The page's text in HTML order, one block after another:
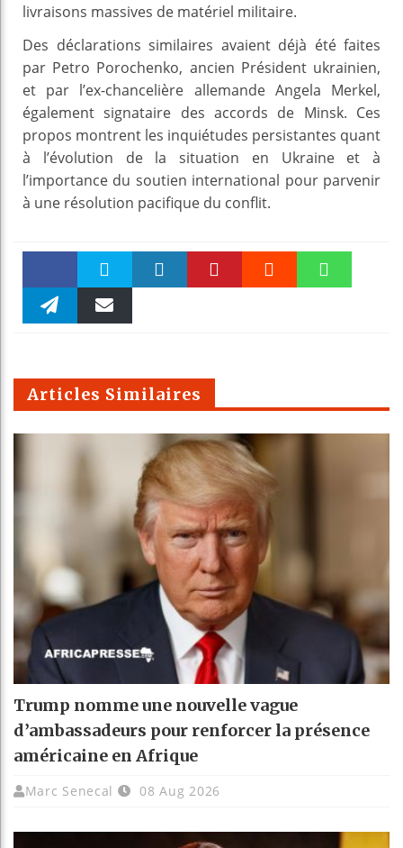
livraisons massives de matériel militaire.
Des déclarations similaires avaient déjà été faites
par Petro Porochenko, ancien Président ukrainien,
et par l’ex-chancelière allemande Angela Merkel,
également signataire des accords de Minsk. Ces
propos montrent les inquiétudes persistantes quant
à l’évolution de la situation en Ukraine et à
l’importance du soutien international pour parvenir
à une résolution pacifique du conflit.
Faceboo Twitter
m
Articles Similaires
Trump nomme une nouvelle vague
d’ambassadeurs pour renforcer la présence
américaine en Afrique
Marc Senecal 08 Aug 2026